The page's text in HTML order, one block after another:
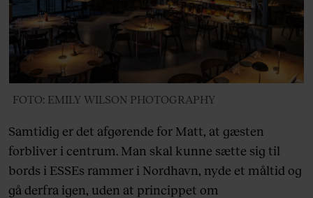
FOTO: EMILY WILSON PHOTOGRAPHY
Samtidig er det afgørende for Matt, at gæsten
forbliver i centrum. Man skal kunne sætte sig til
bords i ESSEs rammer i Nordhavn, nyde et måltid og
gå derfra igen, uden at princippet om